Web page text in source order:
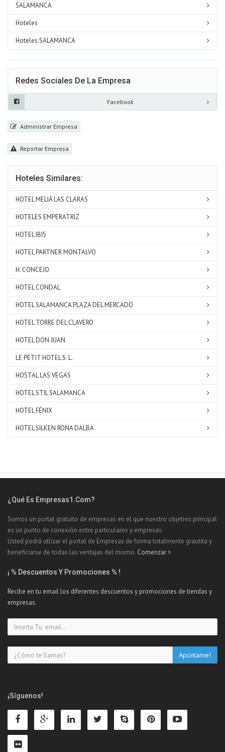
SALAMANCA
Hoteles
Hoteles SALAMANCA
Redes Sociales De La Empresa
Facebook
Administrar Empresa
Reportar Empresa
Hoteles Similares:
HOTEL MELIÁ LAS CLARAS
HOTELES EMPERATRIZ
HOTEL IBIS
HOTEL PARTNER MONTALVO
H. CONCEJO
HOTEL CONDAL
HOTEL SALAMANCA PLAZA DEL MERCADO
HOTEL TORRE DEL CLAVERO
HOTEL DON JUAN
LE PETIT HOTEL S. L.
HOSTAL LAS VEGAS
HOTEL STIL SALAMANCA
HOTEL FÉNIX
HOTEL SILKEN RONA DALBA
¿Qué Es Empresas1.com?
Somos un portal gratuito de empresas en el que nuestro objetivo principal
es un punto de conexión entre particulares y empresas.
Usted podrá utlizar el portal de Empresas de forma totalmente grautita y
beneficiarse de todas las ventajas del mismo. Comenzar >
¡ % Descuentos Y Promociones % !
Recibe en tu email los diferentes descuentos y promociones de tiendas y
empresas.
¡Síguenos!